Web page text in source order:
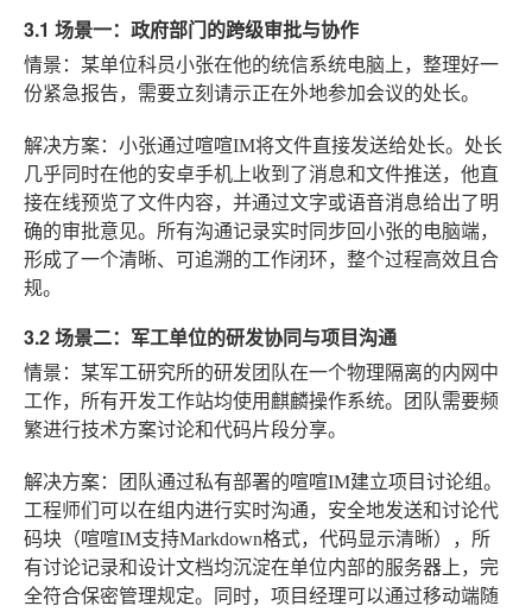
3.1 场景一：政府部门的跨级审批与协作
情景 ：某单位科员小张在他的统信系统电脑上，整理好一
份紧急报告，需要立刻请示正在外地参加会议的处长。
解决方案：小张通过喧喧IM将文件直接发送给处长。处长
几乎同时在他的安卓手机上收到了消息和文件推送，他直
接在线预览了文件内容，并通过文字或语音消息给出了明
确的审批意见。所有沟通记录实时同步回小张的电脑端，
形成了一个清晰、可追溯的工作闭环，整个过程高效且合
规。
3.2 场景二：军工单位的研发协同与项目沟通
情景 ：某军工研究所的研发团队在一个物理隔离的内网中
工作，所有开发工作站均使用麒麟操作系统。团队需要频
繁进行技术方案讨论和代码片段分享。
解决方案：团队通过私有部署的喧喧IM建立项目讨论组。
工程师们可以在组内进行实时沟通，安全地发送和讨论代
码块（喧喧IM支持Markdown格式，代码显示清晰），所
有讨论记录和设计文档均沉淀在单位内部的服务器上，完
全符合保密管理规定。同时，项目经理可以通过移动端随